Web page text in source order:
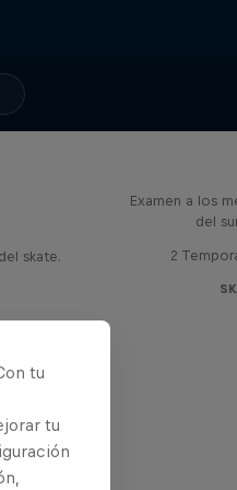
skate.
Examen a los
del
2
tu
tu